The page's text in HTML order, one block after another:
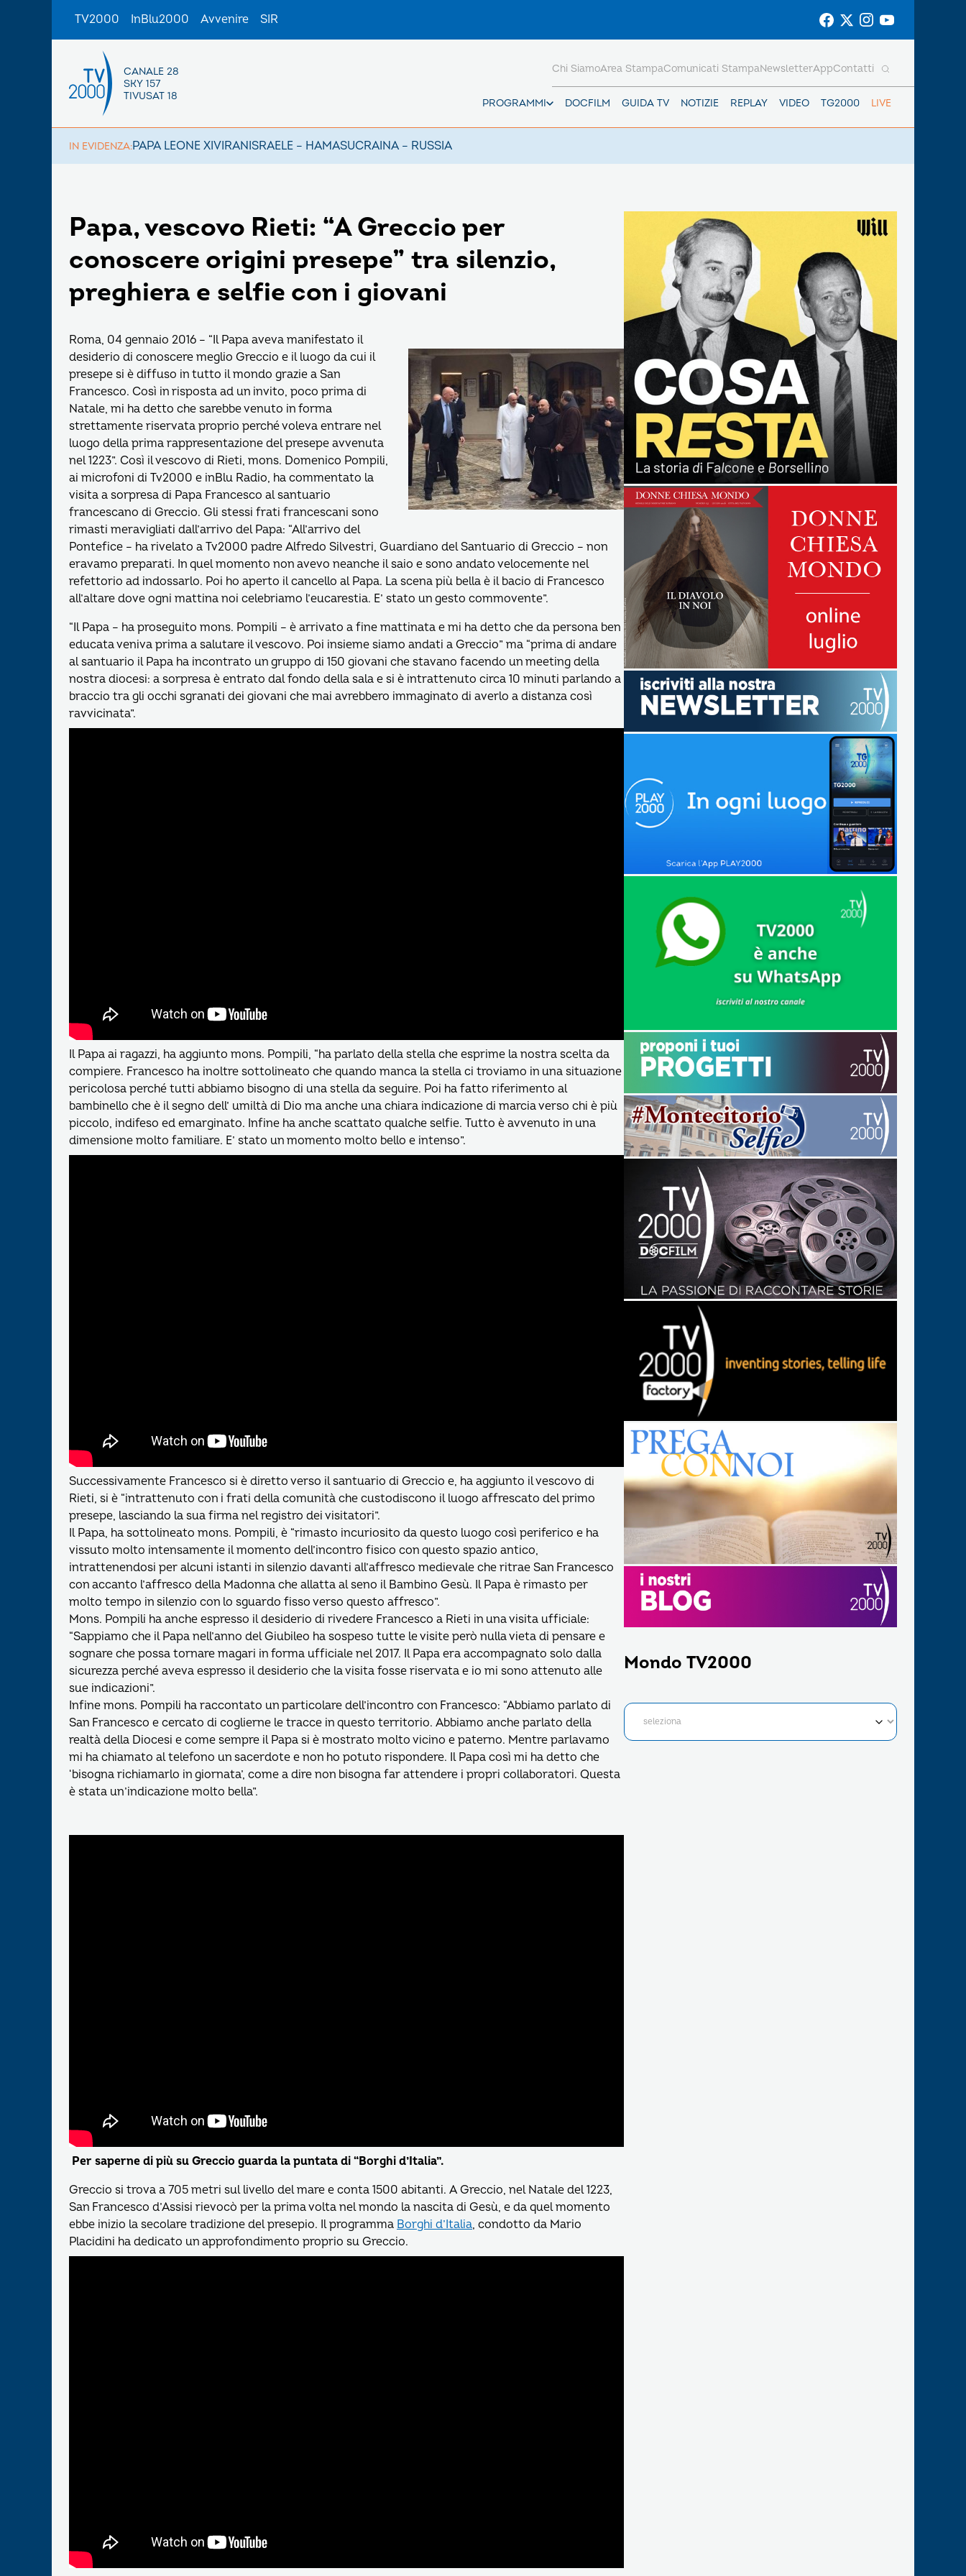
TV2000 InBlu2000 Avvenire SIR
CANALE 28
SKY 157
TIVUSAT 18
PROGRAMMI DOCFILM GUIDA TV NOTIZIE REPLAY VIDEO TG2000 LIVE
Chi SiamoArea StampaComunicati StampaNewsletterAppContatti
IN EVIDENZA:PAPA LEONE XIVIRANISRAELE – HAMASUCRAINA – RUSSIA
Papa, vescovo Rieti: “A Greccio per
conoscere origini presepe” tra silenzio,
preghiera e selfie con i giovani
Roma, 04 gennaio 2016 – “Il Papa aveva manifestato il
desiderio di conoscere meglio Greccio e il luogo da cui il
presepe si è diffuso in tutto il mondo grazie a San
Francesco. Così in risposta ad un invito, poco prima di
Natale, mi ha detto che sarebbe venuto in forma
strettamente riservata proprio perché voleva entrare nel
luogo della prima rappresentazione del presepe avvenuta
nel 1223”. Così il vescovo di Rieti, mons. Domenico Pompili,
ai microfoni di Tv2000 e inBlu Radio, ha commentato la
visita a sorpresa di Papa Francesco al santuario
francescano di Greccio. Gli stessi frati francescani sono
rimasti meravigliati dall’arrivo del Papa: “All’arrivo del
Pontefice – ha rivelato a Tv2000 padre Alfredo Silvestri, Guardiano del Santuario di Greccio – non
eravamo preparati. In quel momento non avevo neanche il saio e sono andato velocemente nel
refettorio ad indossarlo. Poi ho aperto il cancello al Papa. La scena più bella è il bacio di Francesco
all’altare dove ogni mattina noi celebriamo l’eucarestia. E’ stato un gesto commovente”.
“Il Papa – ha proseguito mons. Pompili – è arrivato a fine mattinata e mi ha detto che da persona ben
educata veniva prima a salutare il vescovo. Poi insieme siamo andati a Greccio” ma “prima di andare
al santuario il Papa ha incontrato un gruppo di 150 giovani che stavano facendo un meeting della
nostra diocesi: a sorpresa è entrato dal fondo della sala e si è intrattenuto circa 10 minuti parlando a
braccio tra gli occhi sgranati dei giovani che mai avrebbero immaginato di averlo a distanza così
ravvicinata”.
Il Papa ai ragazzi, ha aggiunto mons. Pompili, “ha parlato della stella che esprime la nostra scelta da
compiere. Francesco ha inoltre sottolineato che quando manca la stella ci troviamo in una situazione
pericolosa perché tutti abbiamo bisogno di una stella da seguire. Poi ha fatto riferimento al
bambinello che è il segno dell’ umiltà di Dio ma anche una chiara indicazione di marcia verso chi è più
piccolo, indifeso ed emarginato. Infine ha anche scattato qualche selfie. Tutto è avvenuto in una
dimensione molto familiare. E’ stato un momento molto bello e intenso”.
Successivamente Francesco si è diretto verso il santuario di Greccio e, ha aggiunto il vescovo di
Rieti, si è “intrattenuto con i frati della comunità che custodiscono il luogo affrescato del primo
presepe, lasciando la sua firma nel registro dei visitatori”.
Il Papa, ha sottolineato mons. Pompili, è “rimasto incuriosito da questo luogo così periferico e ha
vissuto molto intensamente il momento dell’incontro fisico con questo spazio antico,
intrattenendosi per alcuni istanti in silenzio davanti all’affresco medievale che ritrae San Francesco
con accanto l’affresco della Madonna che allatta al seno il Bambino Gesù. Il Papa è rimasto per
molto tempo in silenzio con lo sguardo fisso verso questo affresco”.
Mons. Pompili ha anche espresso il desiderio di rivedere Francesco a Rieti in una visita ufficiale:
“Sappiamo che il Papa nell’anno del Giubileo ha sospeso tutte le visite però nulla vieta di pensare e
sognare che possa tornare magari in forma ufficiale nel 2017. Il Papa era accompagnato solo dalla
sicurezza perché aveva espresso il desiderio che la visita fosse riservata e io mi sono attenuto alle
sue indicazioni”.
Infine mons. Pompili ha raccontato un particolare dell’incontro con Francesco: “Abbiamo parlato di
San Francesco e cercato di coglierne le tracce in questo territorio. Abbiamo anche parlato della
realtà della Diocesi e come sempre il Papa si è mostrato molto vicino e paterno. Mentre parlavamo
mi ha chiamato al telefono un sacerdote e non ho potuto rispondere. Il Papa così mi ha detto che
‘bisogna richiamarlo in giornata’, come a dire non bisogna far attendere i propri collaboratori. Questa
è stata un’indicazione molto bella”.
Per saperne di più su Greccio guarda la puntata di “Borghi d’Italia”.
Greccio si trova a 705 metri sul livello del mare e conta 1500 abitanti. A Greccio, nel Natale del 1223,
San Francesco d’Assisi rievocò per la prima volta nel mondo la nascita di Gesù, e da quel momento
ebbe inizio la secolare tradizione del presepio. Il programma Borghi d’Italia, condotto da Mario
Placidini ha dedicato un approfondimento proprio su Greccio.
Mondo TV2000